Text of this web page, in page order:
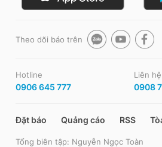
Theo dõi báo trên
Hotline
0906 645 777
Liên
0908
Đặt báo Quảng cáo RSS
Tổng biên tập: Nguyễn Ngọc Toàn